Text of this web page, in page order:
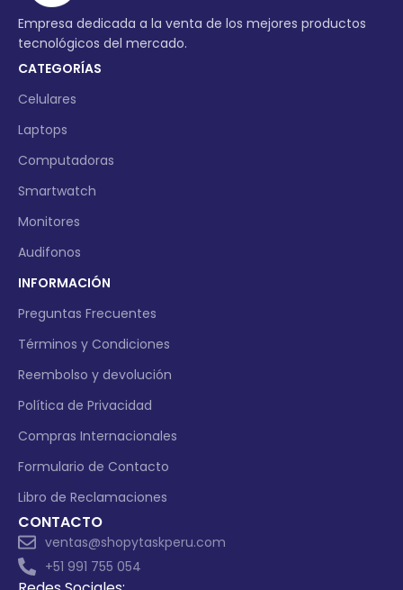
Empresa dedicada a la venta de los mejores productos
tecnológicos del mercado.
CATEGORÍAS
Celulares
Laptops
Computadoras
Smartwatch
Monitores
Audifonos
INFORMACIÓN
Preguntas Frecuentes
Términos y Condiciones
Reembolso y devolución
Política de Privacidad
Compras Internacionales
Formulario de Contacto
Libro de Reclamaciones
CONTACTO
ventas@shopytaskperu.com
+51 991 755 054